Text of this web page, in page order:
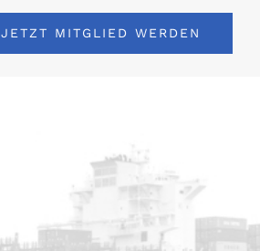
JETZT MITGLIED WERDEN